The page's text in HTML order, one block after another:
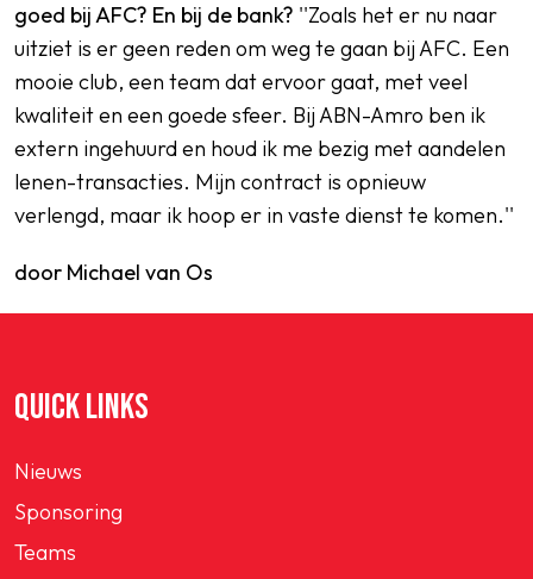
goed bij AFC? En bij de bank? ''Zoals het er nu naar
uitziet is er geen reden om weg te gaan bij AFC. Een
mooie club, een team dat ervoor gaat, met veel
kwaliteit en een goede sfeer. Bij ABN-Amro ben ik
extern ingehuurd en houd ik me bezig met aandelen
lenen-transacties. Mijn contract is opnieuw
verlengd, maar ik hoop er in vaste dienst te komen.''
door Michael van Os
QUICK LINKS
Nieuws
Sponsoring
Teams